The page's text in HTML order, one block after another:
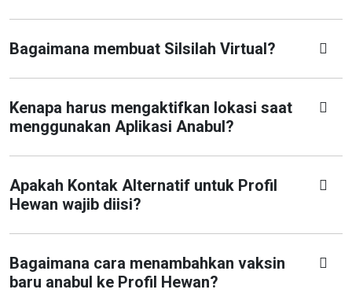
Bagaimana membuat Silsilah Virtual?
Kenapa harus mengaktifkan lokasi saat
menggunakan Aplikasi Anabul?
Apakah Kontak Alternatif untuk Profil
Hewan wajib diisi?
Bagaimana cara menambahkan vaksin
baru anabul ke Profil Hewan?